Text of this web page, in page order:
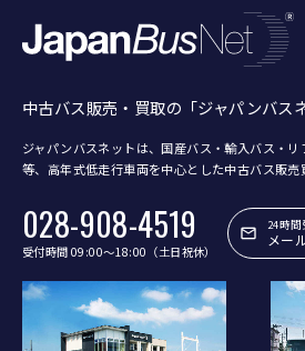
中古バス販売・買取の「ジャパンバス
ジャパンバスネットは、国産バス・輸入バス・
等、 高年式低走行車両を中心とした中古バス販売
028-908-4519
受付時間 09:00〜18:00（土日祝休）
24時
メー